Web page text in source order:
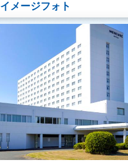
イメージフォト